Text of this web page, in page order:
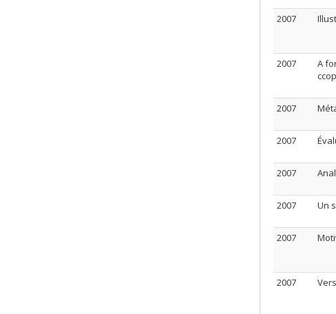
2007
2007
A
2007
2007
2007
2007 Un
2007
2007